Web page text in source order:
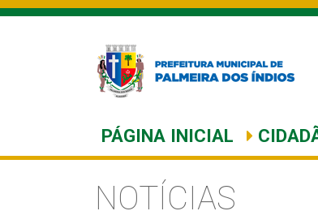
PÁGINA INICIAL
NOTÍCIAS